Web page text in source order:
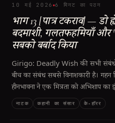
10 मई 2026 6 मिनट का पठन
भाग 13 [पात्र टकराव] — डो
बदमाशी, गलतफहमियाँ और
सबको बर्बाद किया
Girigo: Deadly Wish की सभी संबंधों
बीच का संबंध सबसे विनाशकारी है।
हीनभावना ने एक मित्रता को अभिशाप का
नाटक कहानी का संसार के‑हॉरर